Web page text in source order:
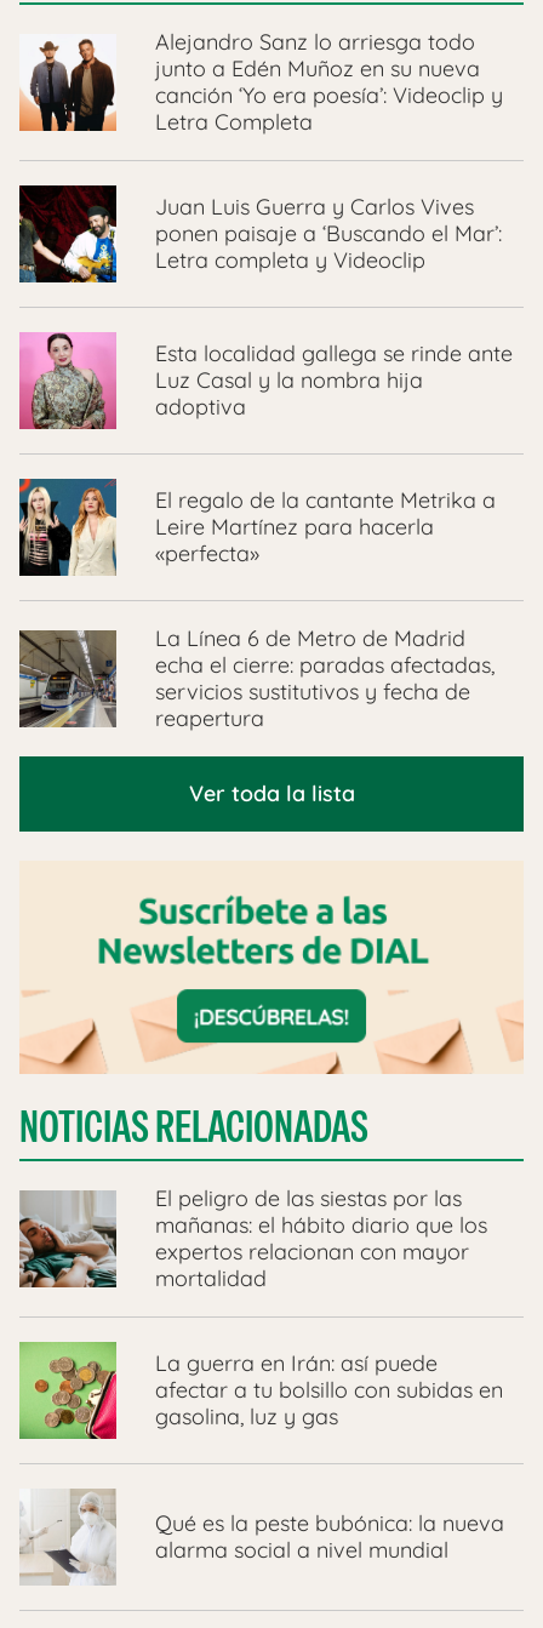
Alejandro Sanz lo arriesga todo
junto a Edén Muñoz en su nueva
canción ‘Yo era poesía’: Videoclip y
Letra Completa
Juan Luis Guerra y Carlos Vives
ponen paisaje a ‘Buscando el Mar’:
Letra completa y Videoclip
Esta localidad gallega se rinde ante
Luz Casal y la nombra hija
adoptiva
El regalo de la cantante Metrika a
Leire Martínez para hacerla
«perfecta»
La Línea 6 de Metro de Madrid
echa el cierre: paradas afectadas,
servicios sustitutivos y fecha de
reapertura
Ver toda la lista
NOTICIAS RELACIONADAS
El peligro de las siestas por las
mañanas: el hábito diario que los
expertos relacionan con mayor
mortalidad
La guerra en Irán: así puede
afectar a tu bolsillo con subidas en
gasolina, luz y gas
Qué es la peste bubónica: la nueva
alarma social a nivel mundial